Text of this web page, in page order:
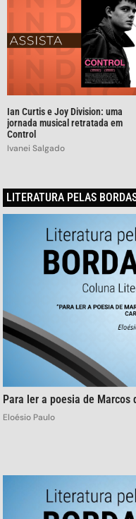
Ian Curtis e Joy Division: uma
jornada musical retratada em
Control
Ivanei Salgado
LITERATURA PELAS
Para ler a poesia de Marcos
Eloésio Paulo